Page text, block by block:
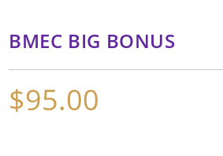
BMEC BIG BONUS
$95.00